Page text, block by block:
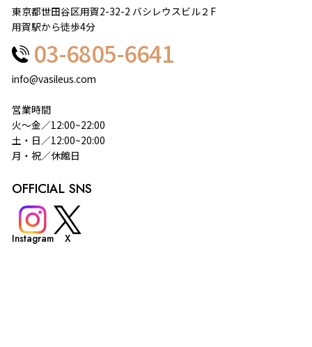
東京都世田谷区用賀2-32-2 バシレウスビル２F
用賀駅から徒歩4分
03-6805-6641
info@vasileus.com
営業時間
火～金／12:00~22:00
土・日／12:00~20:00
月・祝／休館日
OFFICIAL SNS
Instagram X